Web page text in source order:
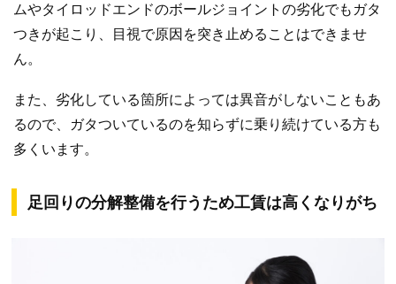
ムやタイロッドエンドのボールジョイントの劣化でもガタ
つきが起こり、目視で原因を突き止めることはできませ
ん。
また、劣化している箇所によっては異音がしないこともあ
るので、ガタついているのを知らずに乗り続けている方も
多くいます。
足回りの分解整備を行うため工賃は高くなりがち